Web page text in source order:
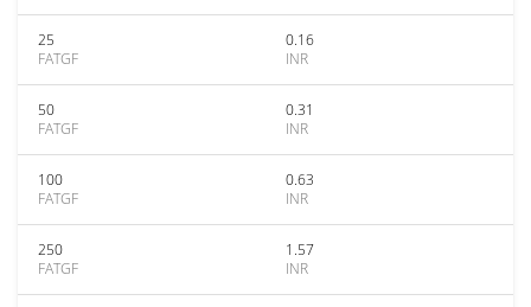
25
FATGF
0.16
INR
50
FATGF
0.31
INR
100
FATGF
0.63
INR
250
FATGF
1.57
INR